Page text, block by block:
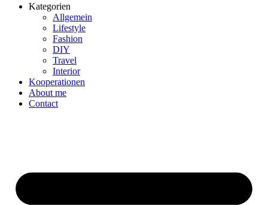
Kategorien
Allgemein
Lifestyle
Fashion
DIY
Travel
Interior
Kooperationen
About me
Contact